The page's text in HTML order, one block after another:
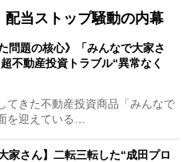
配当ストップ騒動の内幕
問題の核心》「みんなで大家さ
不動産投資トラブル“異常なく
きた不動産投資商品「みんなで
を迎えている…
家さん】二転三転した“成田プロ